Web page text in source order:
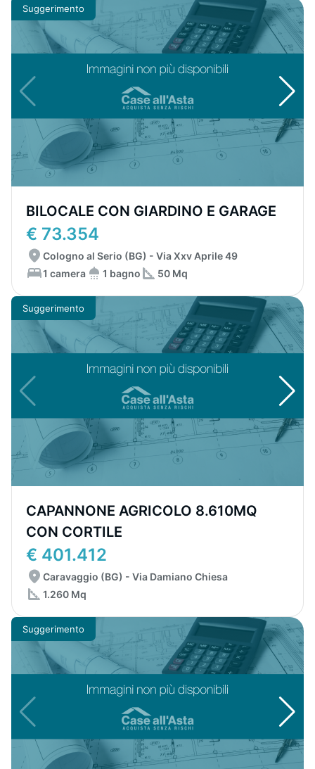
Suggerimento
BILOCALE CON GIARDINO E GARAGE
€ 73.354
Cologno al Serio (BG) - Via Xxv Aprile 49
1 camera
1 bagno 50 Mq
Suggerimento
CAPANNONE AGRICOLO 8.610MQ
CON CORTILE
€ 401.412
Caravaggio (BG) - Via Damiano Chiesa
1.260 Mq
Suggerimento